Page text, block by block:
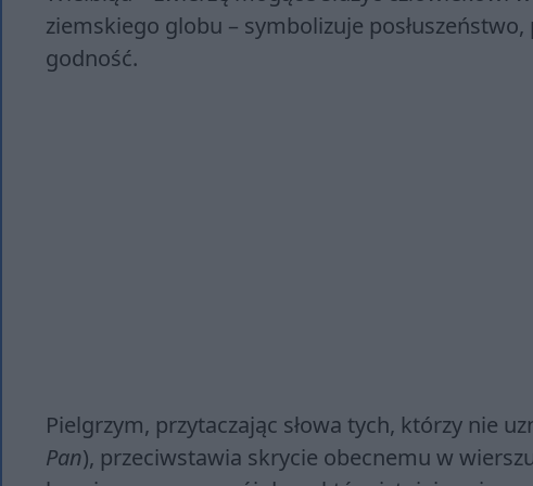
ziemskiego globu – symbolizuje
godność.
Pielgrzym, przytaczając słowa tych, którzy nie
Pan), przeciwstawia skrycie obecnemu w